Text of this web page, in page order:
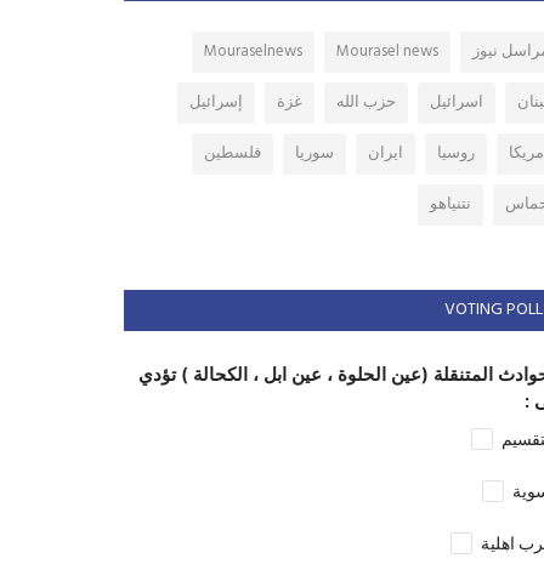
نيوز Mourasel news
Mouraselnews
اسرائيل حزب الله غزة
إسرائيل
روسيا ايران سوريا
فلسطين
نتنياهو
VOTING POLL
المتنقلة (عين الحلوة ، عين ابل ، الكحالة ) تؤدي
:
اهلية